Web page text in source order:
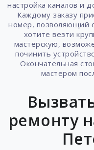
настройка каналов и
Каждому заказу
номер, позволяющий
хотите везти
мастерскую,
починить
Окончательная
мастером
ремонту